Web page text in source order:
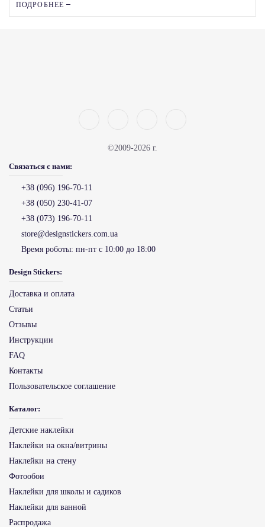
ПОДРОБНЕЕ
©2009-2026 г.
Связаться с нами:
+38 (096) 196-70-11
+38 (050) 230-41-07
+38 (073) 196-70-11
store@designstickers.com.ua
Время роботы: пн-пт с 10:00 до 18:00
Design Stickers:
Доставка и оплата
Статьи
Отзывы
Инструкции
FAQ
Контакты
Пользовательское соглашение
Каталог:
Детские наклейки
Наклейки на окна/витрины
Наклейки на стену
Фотообои
Наклейки для школы и садиков
Наклейки для ванной
Распродажа